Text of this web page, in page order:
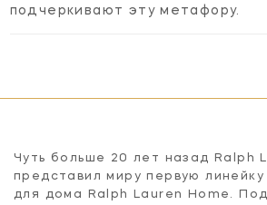
подчеркивают эту метафору.
Чуть больше 20 лет назад Ralph
представил миру первую линейку
для дома Ralph Lauren Home.